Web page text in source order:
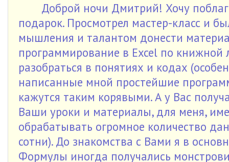
Доброй ночи Дмитрий! Хочу
подарок. Просмотрел мастер-класс и
мышления и талантом донести
программирование в Excel по книжной
разобраться в понятиях и кодах
написанные мной простейшие
кажутся таким корявыми. А у Вас
Ваши уроки и материалы, для меня,
обрабатывать огромное количество
сотни). До знакомства с Вами я в
Формулы иногда получались